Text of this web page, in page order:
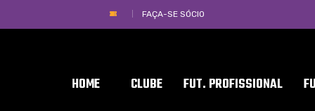
FAÇA-SE SÓCIO
HOME CLUBE FUT. PROFISSIONAL